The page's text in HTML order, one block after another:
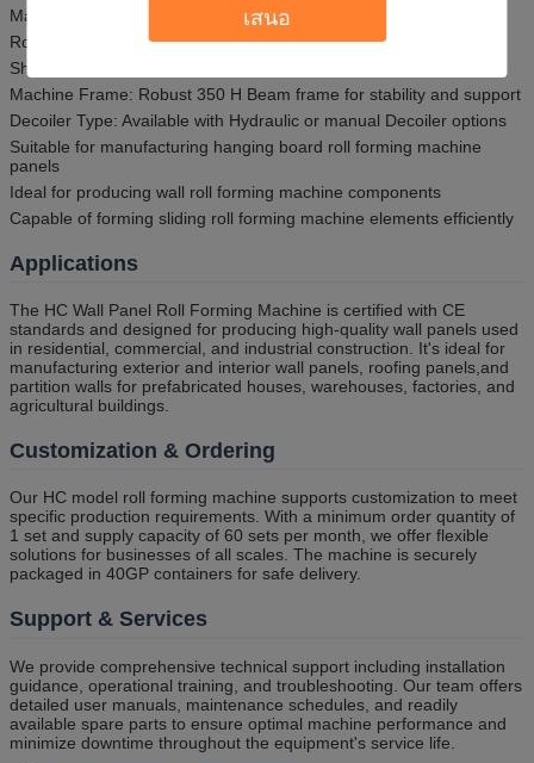
เสนอ
Machine Type: Roll Forming Machine
Roller Material: High-quality 45# Steel for durability and precision
Shaft Material: 45# Steel ensuring strength and long service life
Machine Frame: Robust 350 H Beam frame for stability and support
Decoiler Type: Available with Hydraulic or manual Decoiler options
Suitable for manufacturing hanging board roll forming machine
panels
Ideal for producing wall roll forming machine components
Capable of forming sliding roll forming machine elements efficiently
Applications
The HC Wall Panel Roll Forming Machine is certified with CE
standards and designed for producing high-quality wall panels used
in residential, commercial, and industrial construction. It's ideal for
manufacturing exterior and interior wall panels, roofing panels,and
partition walls for prefabricated houses, warehouses, factories, and
agricultural buildings.
Customization & Ordering
Our HC model roll forming machine supports customization to meet
specific production requirements. With a minimum order quantity of
1 set and supply capacity of 60 sets per month, we offer flexible
solutions for businesses of all scales. The machine is securely
packaged in 40GP containers for safe delivery.
Support & Services
We provide comprehensive technical support including installation
guidance, operational training, and troubleshooting. Our team offers
detailed user manuals, maintenance schedules, and readily
available spare parts to ensure optimal machine performance and
minimize downtime throughout the equipment's service life.